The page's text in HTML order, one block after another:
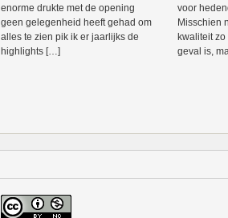
enorme drukte met de opening
geen gelegenheid heeft gehad om
alles te zien pik ik er jaarlijks de
highlights […]
voor
Misschien
kwaliteit
geval is,